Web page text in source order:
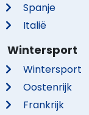
Spanje
Italië
Wintersport
Wintersport
Oostenrijk
Frankrijk